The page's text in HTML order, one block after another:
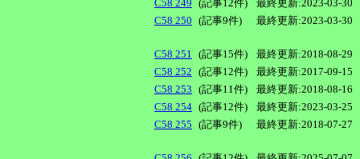
C58 249 (記事12件)
最終更新:2023-03-30
C58 250 (記事9件) 最終更新:2023-03-30
C58 251 (記事15件)
最終更新:2018-08-29
C58 252 (記事12件)
最終更新:2017-09-15
C58 253 (記事11件)
最終更新:2018-08-16
C58 254 (記事12件)
最終更新:2023-03-25
C58 255 (記事9件) 最終更新:2018-07-27